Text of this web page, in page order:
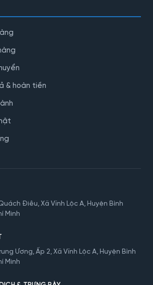
& hoàn tiền
Điêu, Xã Vĩnh Lộc A, Huyện Bình
Minh
Ương, Ấp 2, Xã Vĩnh Lộc A, Huyện Bình
Minh